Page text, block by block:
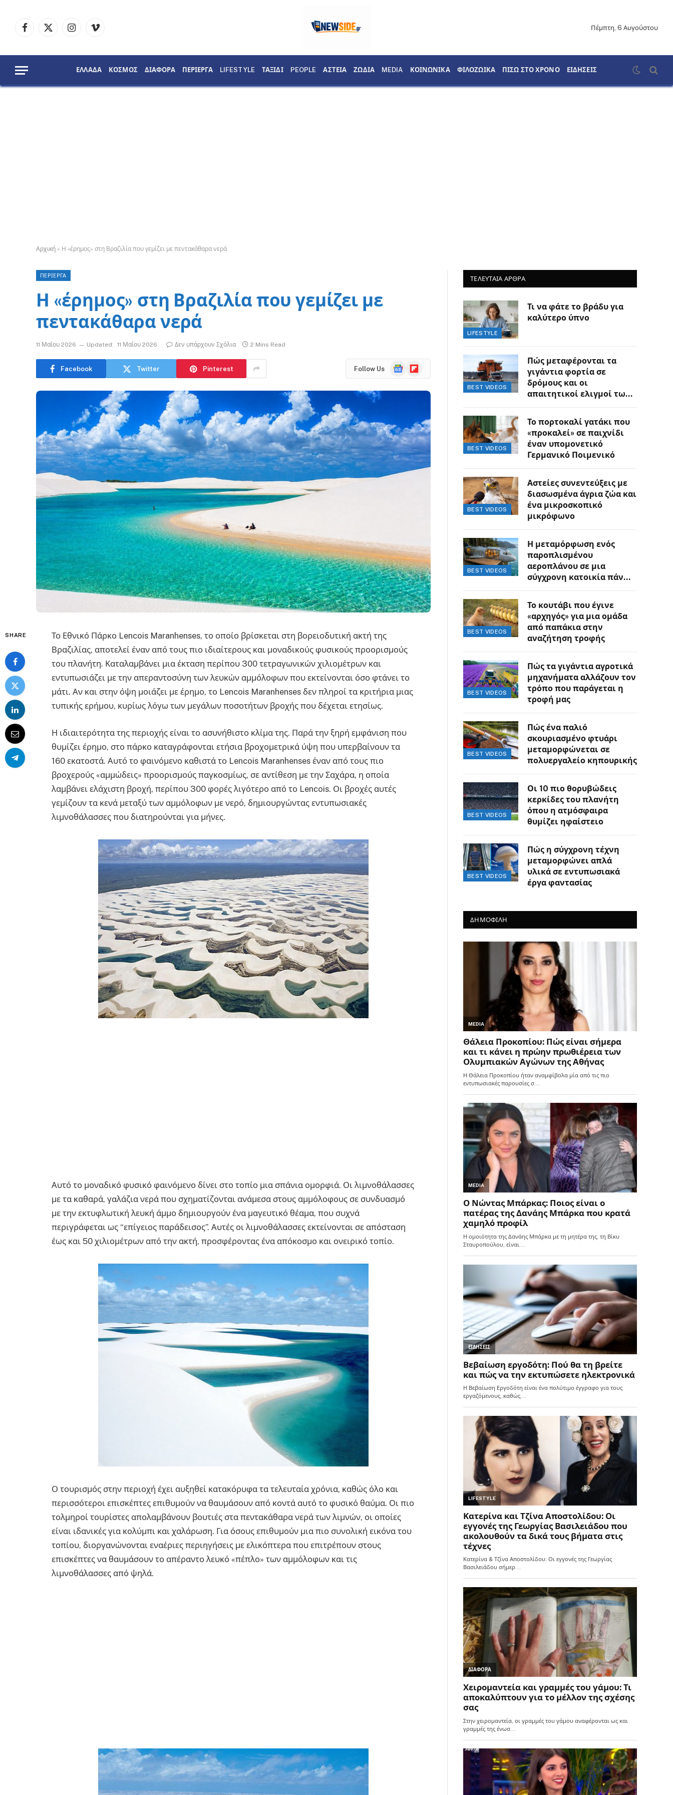
Facebook
X
InstagramVimeo
Πέμπτη, 6 Αυγούστου
ΕΛΛΑΔΑ ΚΟΣΜΟΣ ΔΙΑΦΟΡΑ ΠΕΡΙΕΡΓΑ LIFESTYLE ΤΑΞΙΔΙ PEOPLE ΑΣΤΕΙΑ ΖΩΔΙΑ MEDIA ΚΟΙΝΩΝΙΚΑ ΦΙΛΟΖΩΙΚΑ ΠΙΣΩ ΣΤΟ ΧΡΟΝΟ ΕΙΔΗΣΕΙΣ
Αρχική » Η «έρημος» στη Βραζιλία που γεμίζει με πεντακάθαρα νερά
ΠΕΡΙΕΡΓΑ
Η «έρημος» στη Βραζιλία που γεμίζει με
πεντακάθαρα νερά
11 Μαΐου 2026 Updated: 11 Μαΐου 2026 Δεν υπάρχουν Σχόλια 2 Mins Read
Facebook Twitter Pinterest Follow Us
GoogleFlipboard
SHARE
Το Εθνικό Πάρκο Lencois Maranhenses, το οποίο βρίσκεται στη βορειοδυτική ακτή της
Βραζιλίας, αποτελεί έναν από τους πιο ιδιαίτερους και μοναδικούς φυσικούς προορισμούς
του πλανήτη. Καταλαμβάνει μια έκταση περίπου 300 τετραγωνικών χιλιομέτρων και
εντυπωσιάζει με την απεραντοσύνη των λευκών αμμόλοφων που εκτείνονται όσο φτάνει το
μάτι. Αν και στην όψη μοιάζει με έρημο, το Lencois Maranhenses δεν πληροί τα κριτήρια μιας
τυπικής ερήμου, κυρίως λόγω των μεγάλων ποσοτήτων βροχής που δέχεται ετησίως.
Η ιδιαιτερότητα της περιοχής είναι το ασυνήθιστο κλίμα της. Παρά την ξηρή εμφάνιση που
θυμίζει έρημο, στο πάρκο καταγράφονται ετήσια βροχομετρικά ύψη που υπερβαίνουν τα
160 εκατοστά. Αυτό το φαινόμενο καθιστά το Lencois Maranhenses έναν από τους πιο
βροχερούς «αμμώδεις» προορισμούς παγκοσμίως, σε αντίθεση με την Σαχάρα, η οποία
λαμβάνει ελάχιστη βροχή, περίπου 300 φορές λιγότερο από το Lencois. Οι βροχές αυτές
γεμίζουν τα κενά μεταξύ των αμμόλοφων με νερό, δημιουργώντας εντυπωσιακές
λιμνοθάλασσες που διατηρούνται για μήνες.
Αυτό το μοναδικό φυσικό φαινόμενο δίνει στο τοπίο μια σπάνια ομορφιά. Οι λιμνοθάλασσες
με τα καθαρά, γαλάζια νερά που σχηματίζονται ανάμεσα στους αμμόλοφους σε συνδυασμό
με την εκτυφλωτική λευκή άμμο δημιουργούν ένα μαγευτικό θέαμα, που συχνά
περιγράφεται ως “επίγειος παράδεισος”. Αυτές οι λιμνοθάλασσες εκτείνονται σε απόσταση
έως και 50 χιλιομέτρων από την ακτή, προσφέροντας ένα απόκοσμο και ονειρικό τοπίο.
Ο τουρισμός στην περιοχή έχει αυξηθεί κατακόρυφα τα τελευταία χρόνια, καθώς όλο και
περισσότεροι επισκέπτες επιθυμούν να θαυμάσουν από κοντά αυτό το φυσικό θαύμα. Οι πιο
τολμηροί τουρίστες απολαμβάνουν βουτιές στα πεντακάθαρα νερά των λιμνών, οι οποίες
είναι ιδανικές για κολύμπι και χαλάρωση. Για όσους επιθυμούν μια πιο συνολική εικόνα του
τοπίου, διοργανώνονται εναέριες περιηγήσεις με ελικόπτερα που επιτρέπουν στους
επισκέπτες να θαυμάσουν το απέραντο λευκό «πέπλο» των αμμόλοφων και τις
λιμνοθάλασσες από ψηλά.
ΤΕΛΕΥΤΑΙΑ ΑΡΘΡΑ
LIFESTYLE
Τι να φάτε το βράδυ για
καλύτερο ύπνο
BEST VIDEOS
Πώς μεταφέρονται τα
γιγάντια φορτία σε
δρόμους και οι
απαιτητικοί ελιγμοί των
BEST VIDEOS
Το πορτοκαλί γατάκι που
«προκαλεί» σε παιχνίδι
έναν υπομονετικό
Γερμανικό Ποιμενικό
BEST VIDEOS
Αστείες συνεντεύξεις με
διασωσμένα άγρια ζώα και
ένα μικροσκοπικό
μικρόφωνο
BEST VIDEOS
Η μεταμόρφωση ενός
παροπλισμένου
αεροπλάνου σε μια
σύγχρονη κατοικία πάνω
BEST VIDEOS
Το κουτάβι που έγινε
«αρχηγός» για μια ομάδα
από παπάκια στην
αναζήτηση τροφής
BEST VIDEOS
Πώς τα γιγάντια αγροτικά
μηχανήματα αλλάζουν τον
τρόπο που παράγεται η
τροφή μας
BEST VIDEOS
Πώς ένα παλιό
σκουριασμένο φτυάρι
μεταμορφώνεται σε
πολυεργαλείο κηπουρικής
BEST VIDEOS
Οι 10 πιο θορυβώδεις
κερκίδες του πλανήτη
όπου η ατμόσφαιρα
θυμίζει ηφαίστειο
BEST VIDEOS
Πώς η σύγχρονη τέχνη
μεταμορφώνει απλά
υλικά σε εντυπωσιακά
έργα φαντασίας
ΔΗΜΟΦΙΛΗ